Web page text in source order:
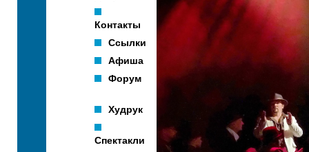
Контакты
Ссылки
Афиша
Форум
Худрук
Спектакли